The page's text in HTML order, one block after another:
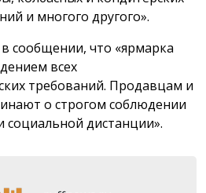
и многого другого».
сообщении, что «ярмарка
всех
требований. Продавцам и
о строгом соблюдении
социальной дистанции».